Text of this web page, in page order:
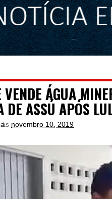
VENDE ÁGUA
DE ASSÚ APÓS
às novembro 10, 2019